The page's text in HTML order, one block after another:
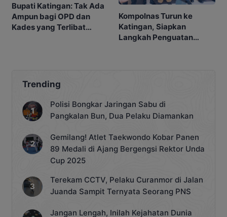
Bupati Katingan: Tak Ada
Ampun bagi OPD dan
Kades yang Terlibat
Kompolnas Turun ke
Katingan, Siapkan
Langkah Penguatan
Trending
Polisi Bongkar Jaringan Sabu di
Pangkalan Bun, Dua Pelaku Diamankan
Gemilang! Atlet Taekwondo Kobar Panen
89 Medali di Ajang Bergengsi Rektor Unda
Cup 2025
Terekam CCTV, Pelaku Curanmor di Jalan
Juanda Sampit Ternyata Seorang PNS
Jangan Lengah, Inilah Kejahatan Dunia